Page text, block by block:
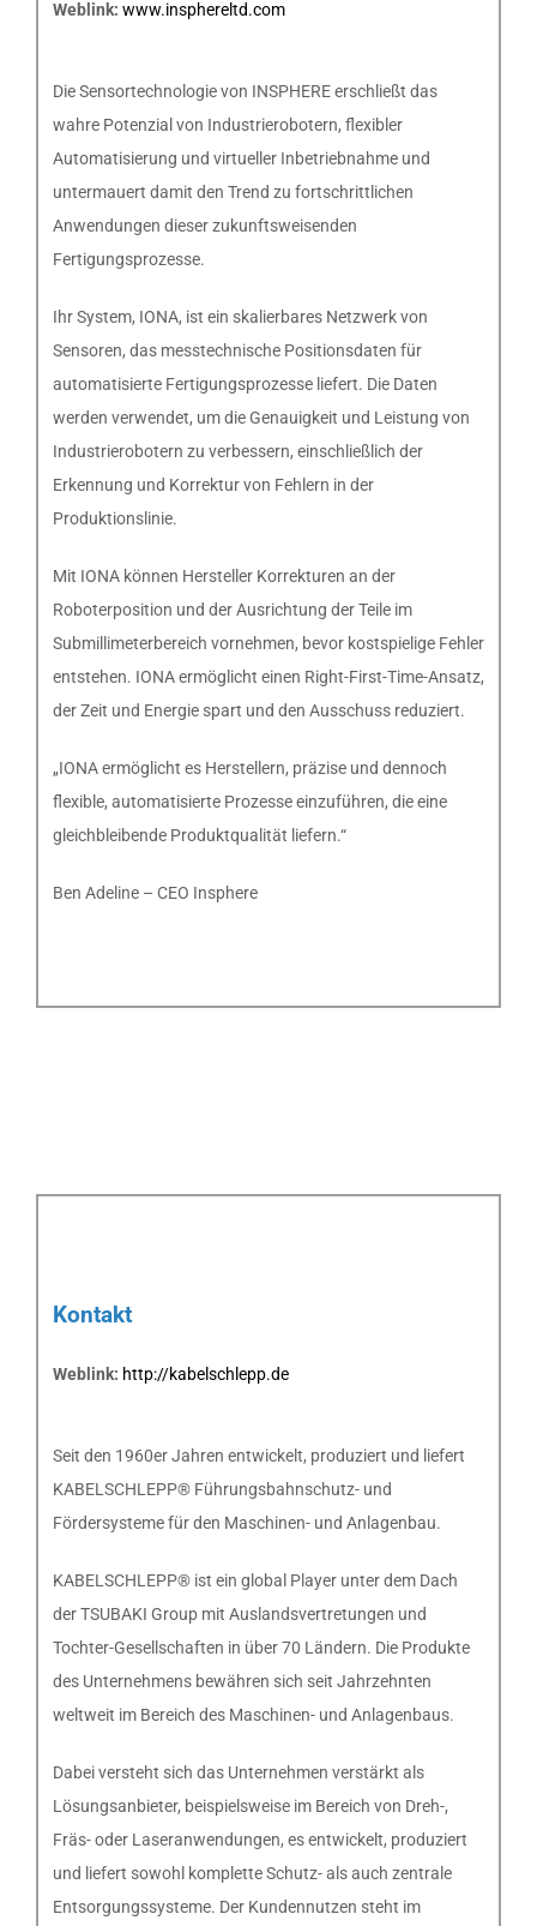
Weblink: www.insphereltd.com
Die Sensortechnologie von INSPHERE erschließt das
wahre Potenzial von Industrierobotern, flexibler
Automatisierung und virtueller Inbetriebnahme und
untermauert damit den Trend zu fortschrittlichen
Anwendungen dieser zukunftsweisenden
Fertigungsprozesse.
Ihr System, IONA, ist ein skalierbares Netzwerk von
Sensoren, das messtechnische Positionsdaten für
automatisierte Fertigungsprozesse liefert. Die Daten
werden verwendet, um die Genauigkeit und Leistung von
Industrierobotern zu verbessern, einschließlich der
Erkennung und Korrektur von Fehlern in der
Produktionslinie.
Mit IONA können Hersteller Korrekturen an der
Roboterposition und der Ausrichtung der Teile im
Submillimeterbereich vornehmen, bevor kostspielige Fehler
entstehen. IONA ermöglicht einen Right-First-Time-Ansatz,
der Zeit und Energie spart und den Ausschuss reduziert.
„IONA ermöglicht es Herstellern, präzise und dennoch
flexible, automatisierte Prozesse einzuführen, die eine
gleichbleibende Produktqualität liefern.“
Ben Adeline – CEO Insphere
Kontakt
Weblink: http://kabelschlepp.de
Seit den 1960er Jahren entwickelt, produziert und liefert
KABELSCHLEPP® Führungsbahnschutz- und
Fördersysteme für den Maschinen- und Anlagenbau.
KABELSCHLEPP® ist ein global Player unter dem Dach
der TSUBAKI Group mit Auslandsvertretungen und
Tochter-Gesellschaften in über 70 Ländern. Die Produkte
des Unternehmens bewähren sich seit Jahrzehnten
weltweit im Bereich des Maschinen- und Anlagenbaus.
Dabei versteht sich das Unternehmen verstärkt als
Lösungsanbieter, beispielsweise im Bereich von Dreh-,
Fräs- oder Laseranwendungen, es entwickelt, produziert
und liefert sowohl komplette Schutz- als auch zentrale
Entsorgungssysteme. Der Kundennutzen steht im